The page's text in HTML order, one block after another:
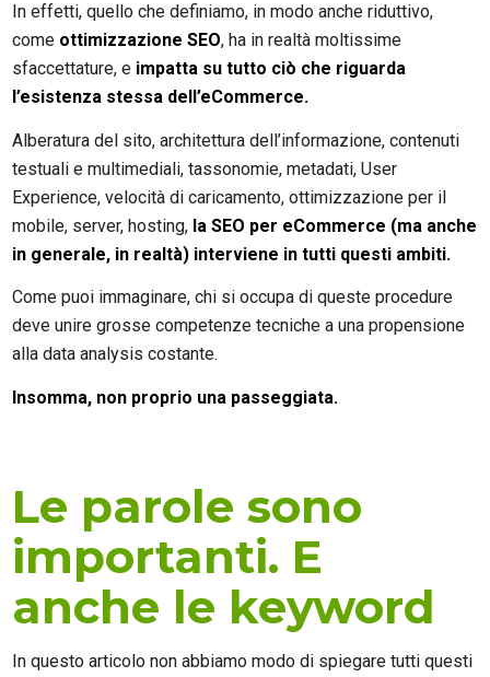
In effetti, quello che definiamo, in modo anche riduttivo,
come ottimizzazione SEO, ha in realtà moltissime
sfaccettature, e impatta su tutto ciò che riguarda
l’esistenza stessa dell’eCommerce.
Alberatura del sito, architettura dell’informazione, contenuti
testuali e multimediali, tassonomie, metadati, User
Experience, velocità di caricamento, ottimizzazione per il
mobile, server, hosting, la SEO per eCommerce (ma anche
in generale, in realtà) interviene in tutti questi ambiti.
Come puoi immaginare, chi si occupa di queste procedure
deve unire grosse competenze tecniche a una propensione
alla data analysis costante.
Insomma, non proprio una passeggiata.
Le parole sono
importanti. E
anche le keyword
In questo articolo non abbiamo modo di spiegare tutti questi